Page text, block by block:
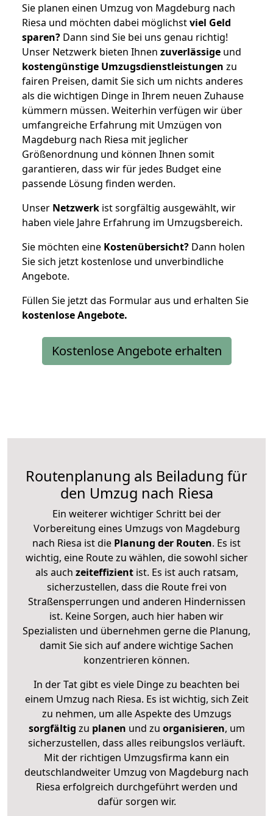
Sie planen einen Umzug von Magdeburg nach
Riesa und möchten dabei möglichstviel Geld
sparen? Dann sind Sie bei uns genau richtig!
Unser Netzwerk bieten Ihnen zuverlässige und
kostengünstige Umzugsdienstleistungen zu
fairen Preisen, damit Sie sich um nichts anderes
als die wichtigen Dinge in Ihrem neuen Zuhause
kümmern müssen. Weiterhin verfügen wir über
umfangreiche Erfahrung mit Umzügen von
Magdeburg nach Riesa mit jeglicher
Größenordnung und können Ihnen somit
garantieren, dass wir für jedes Budget eine
passende Lösung finden werden.
Unser Netzwerk ist sorgfältig ausgewählt, wir
haben viele Jahre Erfahrung im Umzugsbereich.
Sie möchten eine Kostenübersicht? Dann holen
Sie sich jetzt kostenlose und unverbindliche
Angebote.
Füllen Sie jetzt das Formular aus und erhalten Sie
kostenloseAngebote.
Kostenlose Angebote erhalten
Routenplanung als Beiladung für
den Umzug nach Riesa
Ein weiterer wichtiger Schritt bei der
Vorbereitung eines Umzugs von Magdeburg
nach Riesa ist die Planung der Routen. Es ist
wichtig, eine Route zu wählen, die sowohl sicher
als auch zeiteffizientist. Es ist auch ratsam,
sicherzustellen, dass die Route frei von
Straßensperrungen und anderen Hindernissen
ist. Keine Sorgen, auch hier haben wir
Spezialisten und übernehmen gerne die Planung,
damit Sie sich auf andere wichtige Sachen
konzentrieren können.
In der Tat gibt es viele Dinge zu beachten bei
einem Umzug nach Riesa. Es ist wichtig, sich Zeit
zu nehmen, um alle Aspekte des Umzugs
sorgfältig zu planen und zu organisieren, um
sicherzustellen, dass alles reibungslos verläuft.
Mit der richtigen Umzugsfirma kann ein
deutschlandweiter Umzug von Magdeburg nach
Riesa erfolgreich durchgeführt werden und
dafür sorgen wir.